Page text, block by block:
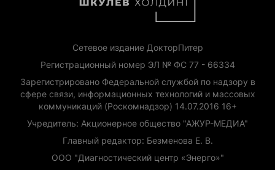
Сетевое издание ДокторПитер
Регистрационный номер ЭЛ № ФС 77 - 66334
Зарегистрировано Федеральной службой по надзору в
сфере связи, информационных технологий и массовых
коммуникаций (Роскомнадзор) 14.07.2016 16+
Учредитель: Акционерное общество "АЖУР-МЕДИА"
Главный редактор: Безменова Е. В.
ООО "Диагностический центр «Энерго»"